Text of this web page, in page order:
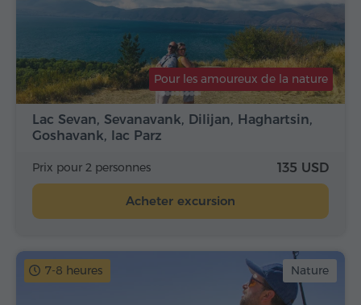
Lac Sevan, Sevanavank, Dilijan, Haghartsin,
Goshavank, lac Parz
Pour les amoureux de la nature
Prix pour 2 personnes 135 USD
Acheter excursion
7-8 heures Nature